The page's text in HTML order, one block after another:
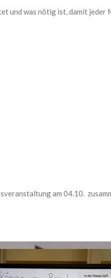
und was nötig ist, damit
am 04.10.